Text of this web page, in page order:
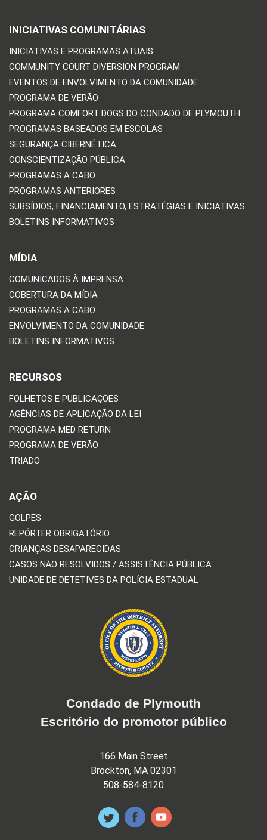
INICIATIVAS COMUNITÁRIAS
INICIATIVAS E PROGRAMAS ATUAIS
COMMUNITY COURT DIVERSION PROGRAM
EVENTOS DE ENVOLVIMENTO DA COMUNIDADE
PROGRAMA DE VERÃO
PROGRAMA COMFORT DOGS DO CONDADO DE PLYMOUTH
PROGRAMAS BASEADOS EM ESCOLAS
SEGURANÇA CIBERNÉTICA
CONSCIENTIZAÇÃO PÚBLICA
PROGRAMAS A CABO
PROGRAMAS ANTERIORES
SUBSÍDIOS, FINANCIAMENTO, ESTRATÉGIAS E INICIATIVAS
BOLETINS INFORMATIVOS
MÍDIA
COMUNICADOS À IMPRENSA
COBERTURA DA MÍDIA
PROGRAMAS A CABO
ENVOLVIMENTO DA COMUNIDADE
BOLETINS INFORMATIVOS
RECURSOS
FOLHETOS E PUBLICAÇÕES
AGÊNCIAS DE APLICAÇÃO DA LEI
PROGRAMA MED RETURN
PROGRAMA DE VERÃO
TRIADO
AÇÃO
GOLPES
REPÓRTER OBRIGATÓRIO
CRIANÇAS DESAPARECIDAS
CASOS NÃO RESOLVIDOS / ASSISTÊNCIA PÚBLICA
UNIDADE DE DETETIVES DA POLÍCIA ESTADUAL
Condado de Plymouth
Escritório do promotor público
166 Main Street
Brockton, MA 02301
508-584-8120